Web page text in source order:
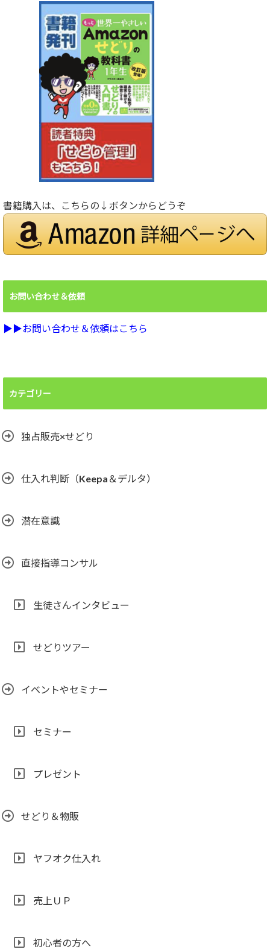
書籍購入は、こちらの↓ボタンからどうぞ
お問い合わせ＆依頼
▶︎▶︎お問い合わせ＆依頼はこちら
カテゴリー
独占販売×せどり
仕入れ判断（Keepa＆デルタ）
潜在意識
直接指導コンサル
生徒さんインタビュー
せどりツアー
イベントやセミナー
セミナー
プレゼント
せどり＆物販
ヤフオク仕入れ
売上ＵＰ
初心者の方へ